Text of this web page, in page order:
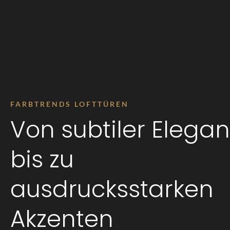
FARBTRENDS LOFTTÜREN
Von subtiler
bis zu
ausdrucksstarken
Akzenten